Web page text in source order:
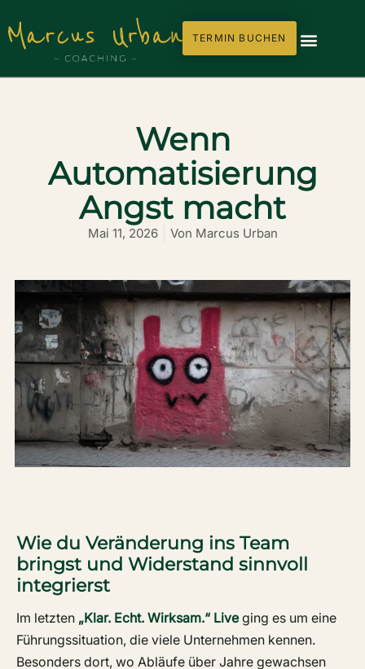
TERMIN BUCHEN
Wenn
Automatisierung
Angst macht
Mai 11, 2026 Von Marcus Urban
Wie du Veränderung ins Team
bringst und Widerstand sinnvoll
integrierst
Im letzten „Klar. Echt. Wirksam.“ Liveging es um eine
Führungssituation, die viele Unternehmen kennen.
Besonders dort, wo Abläufe über Jahre gewachsen